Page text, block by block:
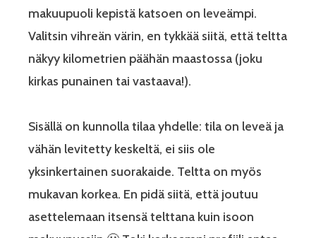
makuupuoli kepistä katsoen on leveämpi.
Valitsin vihreän värin, en tykkää siitä, että teltta
näkyy kilometrien päähän maastossa (joku
kirkas punainen tai vastaava!).
Sisällä on kunnolla tilaa yhdelle: tila on leveä ja
vähän levitetty keskeltä, ei siis ole
yksinkertainen suorakaide. Teltta on myös
mukavan korkea. En pidä siitä, että joutuu
asettelemaan itsensä telttana kuin isoon